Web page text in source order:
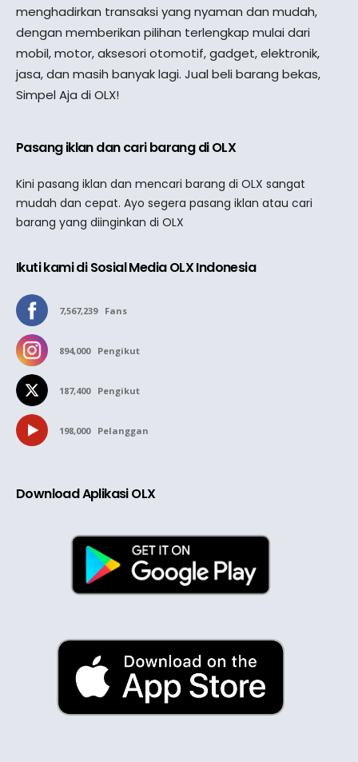
menghadirkan transaksi yang nyaman dan mudah,
dengan memberikan pilihan terlengkap mulai dari
mobil, motor, aksesori otomotif, gadget, elektronik,
jasa, dan masih banyak lagi. Jual beli barang bekas,
Simpel Aja di OLX!
Pasang iklan dan cari barang di OLX
Kini pasang iklan dan mencari barang di OLX sangat
mudah dan cepat. Ayo segera pasang iklan atau cari
barang yang diinginkan di OLX
Ikuti kami di Sosial Media OLX Indonesia
7,567,239 Fans
894,000 Pengikut
187,400 Pengikut
198,000 Pelanggan
Download Aplikasi OLX